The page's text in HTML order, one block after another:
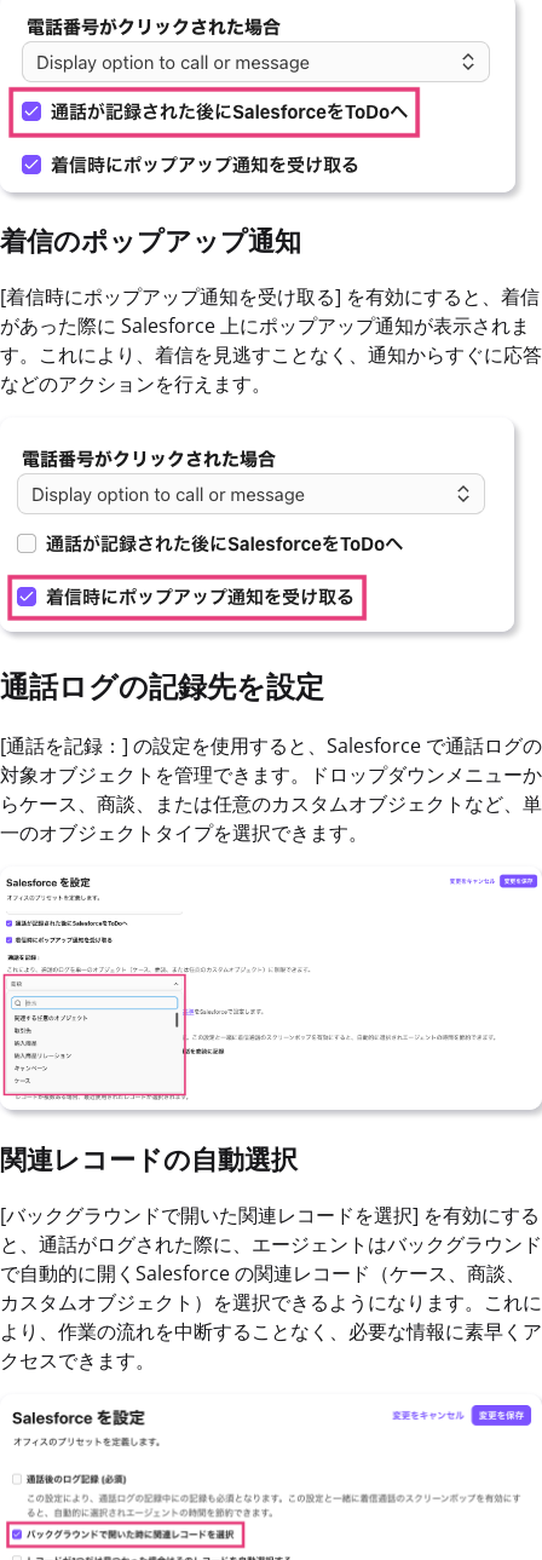
着信のポップアップ通知
[着信時にポップアップ通知を受け取る] を有効にすると、着信
があった際に Salesforce 上にポップアップ通知が表示されま
す。これにより、着信を見逃すことなく、通知からすぐに応答
などのアクションを行えます。
通話ログの記録先を設定
[通話を記録：] の設定を使用すると、Salesforce で通話ログの
対象オブジェクトを管理できます。ドロップダウンメニューか
らケース、商談、または任意のカスタムオブジェクトなど、単
一のオブジェクトタイプを選択できます。
関連レコードの自動選択
[バックグラウンドで開いた関連レコードを選択] を有効にする
と、通話がログされた際に、エージェントはバックグラウンド
で自動的に開くSalesforce の関連レコード（ケース、商談、
カスタムオブジェクト）を選択できるようになります。これに
より、作業の流れを中断することなく、必要な情報に素早くア
クセスできます。